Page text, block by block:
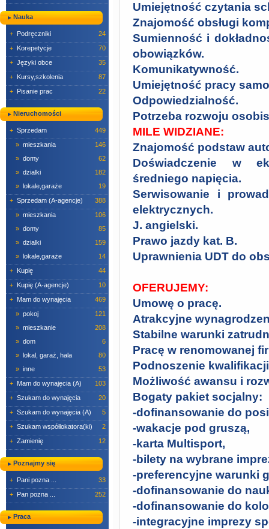
Nauka
+ Podręczniki
24
+ Korepetycje
70
+ Języki obce
35
+ Kursy,szkolenia
87
+ Pisanie prac 22
Nieruchomości
+ Sprzedam
449
» mieszkania
146
» domy
62
» dzialki
182
» lokale,garaże
19
+ Sprzedam (A-agencje)
388
» mieszkania
106
» domy
85
» dzialki
159
» lokale,garaże
14
+ Kupię
44
+ Kupię (A-agencje)
10
+ Mam do wynajęcia
469
» pokoj
121
» mieszkanie
208
» dom
6
» lokal, garaż, hala
80
» inne
53
+ Mam do wynajęcia (A)
103
+ Szukam do wynajęcia
20
+ Szukam do wynajęcia (A)
5
+ Szukam współlokatora(ki)
2
+ Zamienię 12
Poznajmy się
+ Pani pozna ...
33
+ Pan pozna ... 252
Praca
Umiejętność czytania
Znajomość obsługi
Sumienność i
obowiązków.
Komunikatywność.
Umiejętność pracy
Odpowiedzialność.
Potrzeba rozwoju
MILE WIDZIANE:
Znajomość podstaw
Doświadczenie w
średniego napięcia.
Serwisowanie i
elektrycznych.
J. angielski.
Prawo jazdy kat. B.
Uprawnienia UDT do
OFERUJEMY:
Umowę o pracę.
Atrakcyjne
Stabilne warunki
Pracę w renomowanej
Podnoszenie
Możliwość awansu i
Bogaty pakiet socjalny:
-dofinansowanie do
-wakacje pod gruszą,
-karta Multisport,
-bilety na wybrane
-preferencyjne warunki
-dofinansowanie do
-dofinansowanie do
-integracyjne imprezy